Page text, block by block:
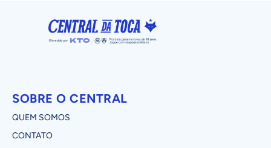
SOBRE O CENTRAL
QUEM SOMOS
CONTATO